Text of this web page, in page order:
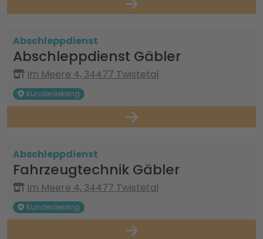
Abschleppdienst
Abschleppdienst Gäbler
Im Meere 4, 34477 Twistetal
Kundenliebling
Abschleppdienst
Fahrzeugtechnik Gäbler
Im Meere 4, 34477 Twistetal
Kundenliebling